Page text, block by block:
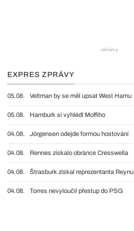
EXPRES ZPRÁVY
05.08. Veltman by se měl upsat West Hamu
05.08. Hamburk si vyhlédl Moffiho
04.08. Jörgensen odejde formou hostování
04.08. Rennes získalo obránce Cresswella
04.08. Štrasburk získal reprezentanta Reynu
04.08. Torres nevyloučil přestup do PSG